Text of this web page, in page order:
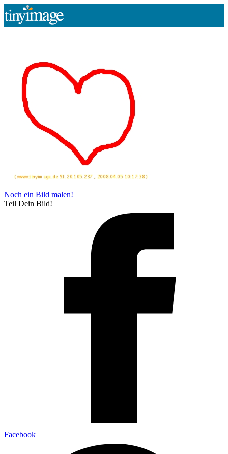
Noch ein Bild malen!
Teil Dein Bild!
Facebook